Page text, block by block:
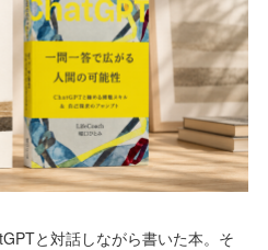
と対話しながら書いた本。そ